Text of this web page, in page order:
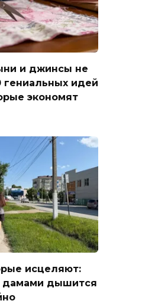
и джинсы не
гениальных идей
экономят
исцеляют:
дамами дышится